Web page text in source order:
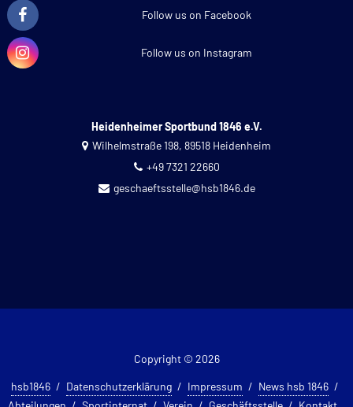
Follow us on Facebook
Follow us on Instagram
Heidenheimer Sportbund 1846 e.V.
Wilhelmstraße 198, 89518 Heidenheim
+49 7321 22660
geschaeftsstelle@hsb1846.de
Copyright © 2026
hsb1846 Datenschutzerklärung Impressum
News hsb 1846